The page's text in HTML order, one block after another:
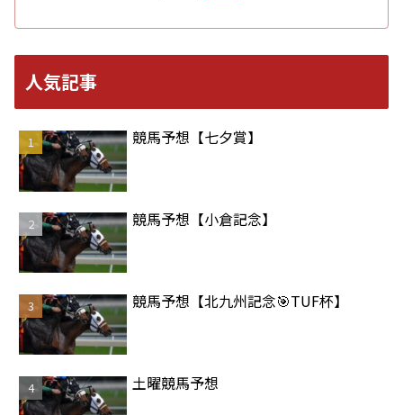
人気記事
競馬予想【七夕賞】
競馬予想【小倉記念】
競馬予想【北九州記念🎯TUF杯】
土曜競馬予想